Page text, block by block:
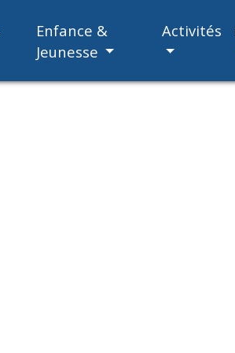
Enfance &
Jeunesse
Activités